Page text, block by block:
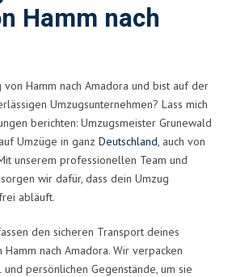
Hamm nach
Hamm nach Amadora und bist auf der
Umzugsunternehmen? Lass mich
berichten: Umzugsmeister Grunewald
Umzüge in ganz Deutschland, auch von
unserem professionellen Team und
wir dafür, dass dein Umzug
abläuft.
den sicheren Transport deines
nach Amadora. Wir verpacken
persönlichen Gegenstände, um sie